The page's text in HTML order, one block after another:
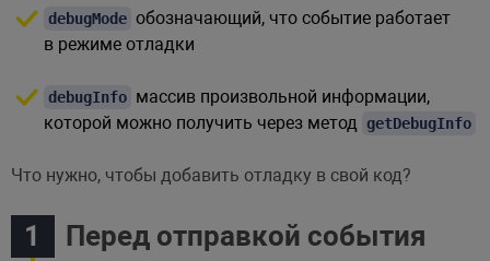
debugMode обозначающий, что событие работает
в режиме отладки
debugInfo массив произвольной информации,
которой можно получить через метод
getDebugInfo
Что нужно, чтобы добавить отладку в свой код?
Перед отправкой события